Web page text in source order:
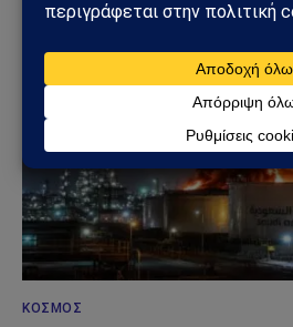
ΚΌΣΜΟΣ